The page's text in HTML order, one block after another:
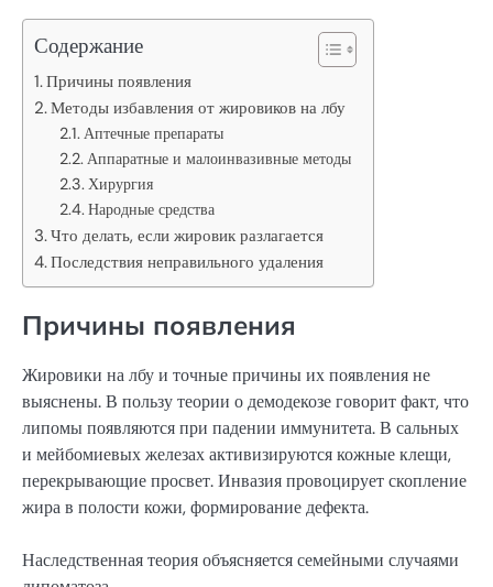
Содержание
Причины появления
Методы избавления от жировиков на лбу
Аптечные препараты
Аппаратные и малоинвазивные методы
Хирургия
Народные средства
Что делать, если жировик разлагается
Последствия неправильного удаления
Причины появления
Жировики на лбу и точные причины их появления не
выяснены. В пользу теории о демодекозе говорит факт, что
липомы появляются при падении иммунитета. В сальных
и мейбомиевых железах активизируются кожные клещи,
перекрывающие просвет. Инвазия провоцирует скопление
жира в полости кожи, формирование дефекта.
Наследственная теория объясняется семейными случаями